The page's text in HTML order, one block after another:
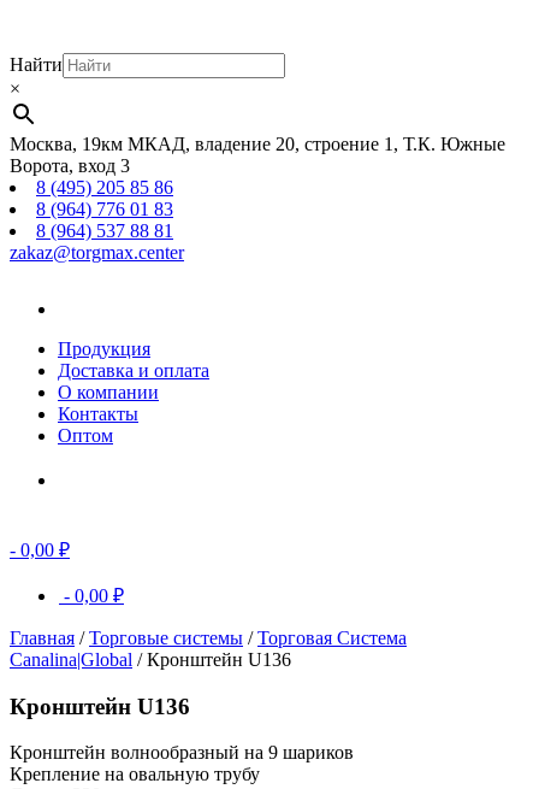
Найти
×
Москва, 19км МКАД, владение 20, строение 1, Т.К. Южные
Ворота, вход 3
8 (495) 205 85 86
8 (964) 776 01 83
8 (964) 537 88 81
zakaz@torgmax.center
Продукция
Доставка и оплата
О компании
Контакты
Оптом
- 0,00 ₽
- 0,00 ₽
Главная /Торговые системы /Торговая Система
Canalina|Global / Кронштейн U136
Кронштейн U136
Кронштейн волнообразный на 9 шариков
Крепление на овальную трубу